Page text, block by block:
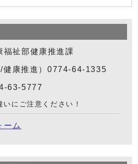
福祉部健康推進課
健康推進）0774-64-1335
63-5777
にご注意ください！
ーム